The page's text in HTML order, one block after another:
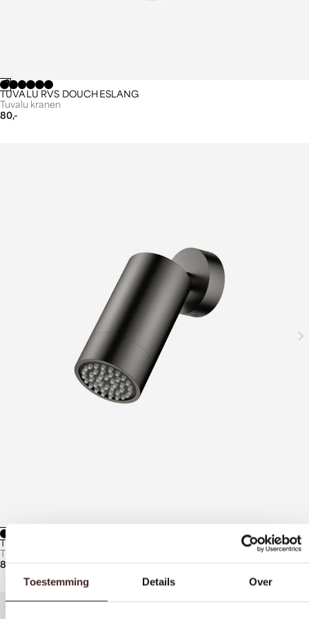
Toestemming Details Over
TUVALU RVS DOUCHESLANG
Tuvalu kranen
80,-
TUVALU SPOTDOUCHE
Tuvalu kranen
823,-